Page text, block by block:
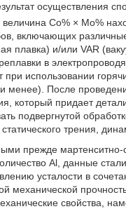
осуществления
Со% × Мо%
включающих
плавка) и/или VAR
в
при использовании
После
который придает
подвергнутой
трения,
прежде
Al, данные
усталости в
механической
свойства,